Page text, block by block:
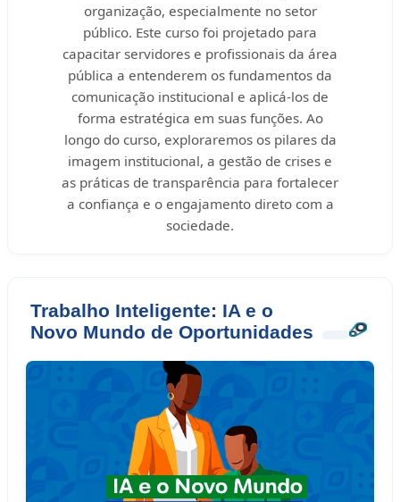
organização, especialmente no setor
público. Este curso foi projetado para
capacitar servidores e profissionais da área
pública a entenderem os fundamentos da
comunicação institucional e aplicá-los de
forma estratégica em suas funções. Ao
longo do curso, exploraremos os pilares da
imagem institucional, a gestão de crises e
as práticas de transparência para fortalecer
a confiança e o engajamento direto com a
sociedade.
Trabalho Inteligente: IA e o
Novo Mundo de Oportunidades